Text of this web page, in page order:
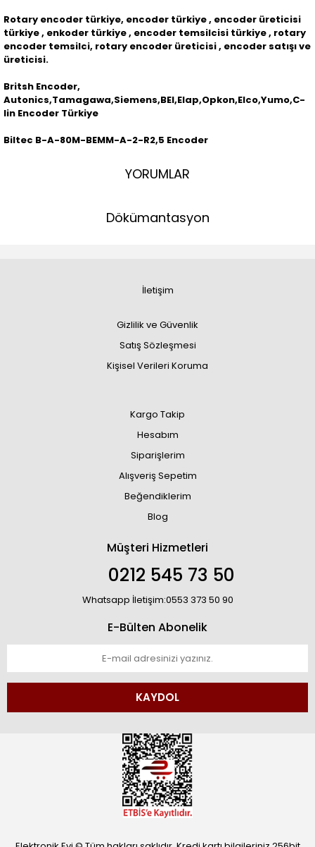
Rotary encoder türkiye, encoder türkiye , encoder üreticisi
türkiye , enkoder türkiye , encoder temsilcisi türkiye , rotary
encoder temsilci, rotary encoder üreticisi , encoder satışı ve
üreticisi.
Britsh Encoder,
Autonics,Tamagawa,Siemens,BEI,Elap,Opkon,Elco,Yumo,C-
lin Encoder Türkiye
Biltec B-A-80M-BEMM-A-2-R2,5 Encoder
YORUMLAR
Dökümantasyon
İletişim
Gizlilik ve Güvenlik
Satış Sözleşmesi
Kişisel Verileri Koruma
Kargo Takip
Hesabım
Siparişlerim
Alışveriş Sepetim
Beğendiklerim
Blog
Müşteri Hizmetleri
0212 545 73 50
Whatsapp İletişim:0553 373 50 90
E-Bülten Abonelik
KAYDOL